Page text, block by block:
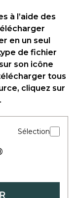
à l’aide des
en un seul
de fichier
son icône
tous
cliquez sur
Sélection